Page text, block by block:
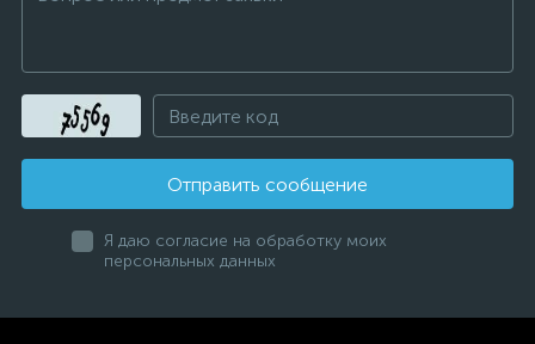
Отправить сообщение
Я даю согласие на обработку моих
персональных данных